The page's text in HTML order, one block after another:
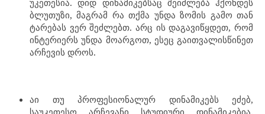
ბლუთუზი, მაგრამ რა თქმა უნდა ზომის გამო თან
ტარებას ვერ შეძლებთ. არც ის დაგავიწყდეთ, რომ
ინტერიერს უნდა მოარგოთ, ესეც გაითვალისწინეთ
არჩევის დროს.
აი თუ პროფესიონალურ დინამიკებს ეძებ,
საუკეთესო არჩევანი სტუდიური დინამიკებია.